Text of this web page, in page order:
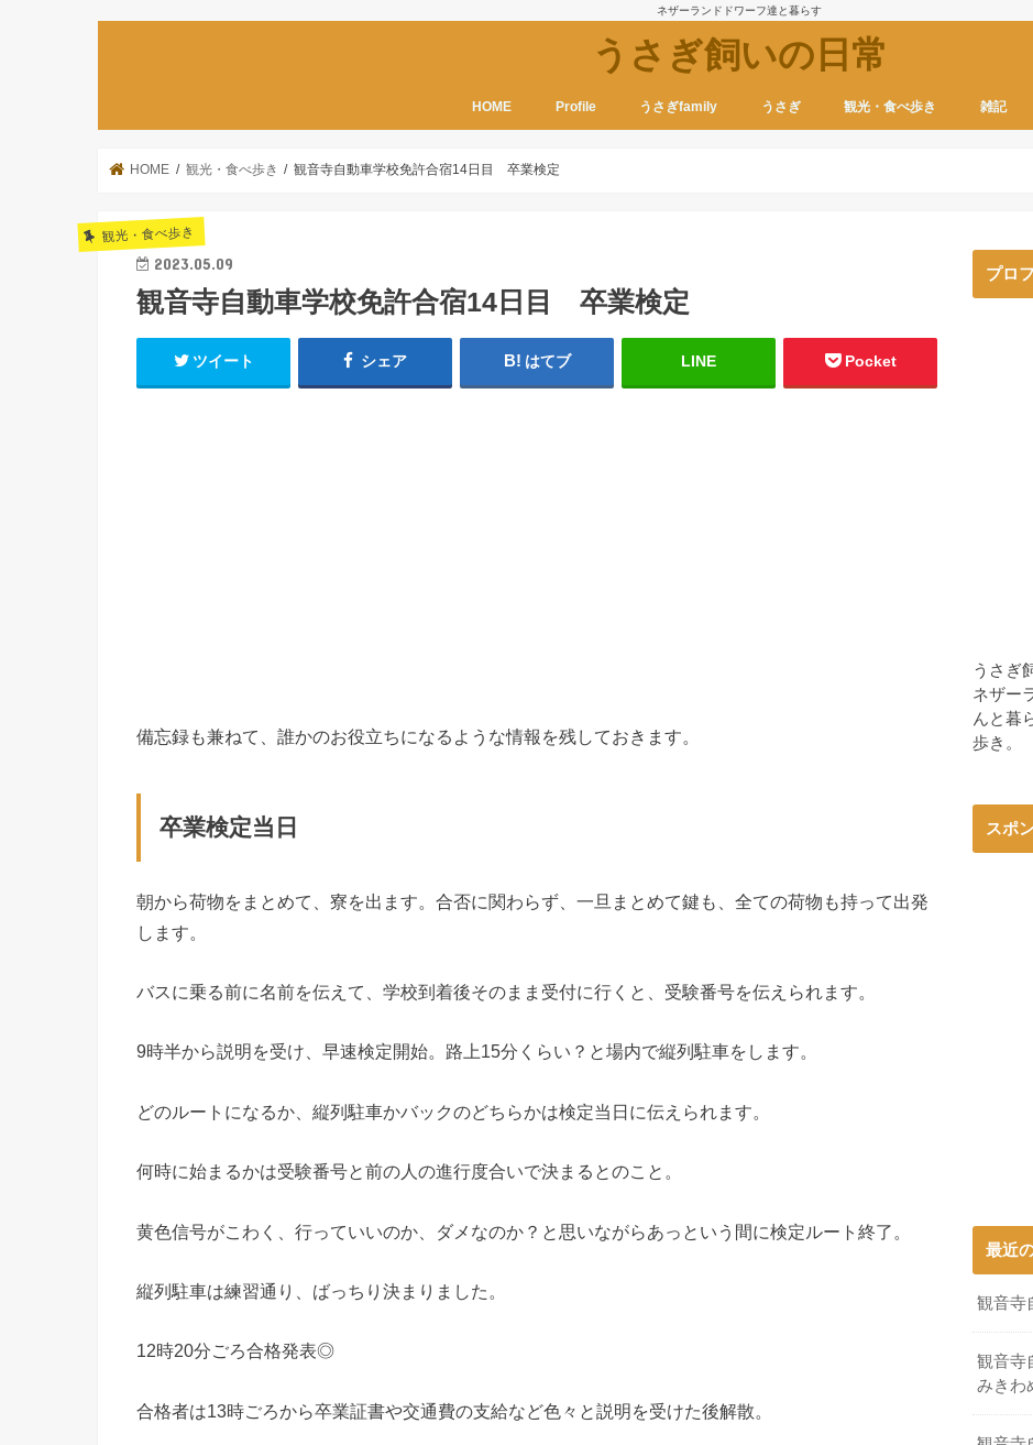
ネザーランドドワーフ達と暮らす
うさぎ飼いの日常
HOME Profile うさぎfamily うさぎ 観光・食べ歩き 雑記
HOME 観光・食べ歩き 観音寺自動車学校免許合宿14日目 卒業検定
観光・食べ歩き
2023.05.09
観音寺自動車学校免許合宿14日目 卒業検定
ツイート シェア はてブ LINE Pocket
備忘録も兼ねて、誰かのお役立ちになるような情報を残しておきます。
卒業検定当日
朝から荷物をまとめて、寮を出ます。合否に関わらず、一旦まとめて鍵も、全ての荷物も持って出発
します。
バスに乗る前に名前を伝えて、学校到着後そのまま受付に行くと、受験番号を伝えられます。
9時半から説明を受け、早速検定開始。路上15分くらい？と場内で縦列駐車をします。
どのルートになるか、縦列駐車かバックのどちらかは検定当日に伝えられます。
何時に始まるかは受験番号と前の人の進行度合いで決まるとのこと。
黄色信号がこわく、行っていいのか、ダメなのか？と思いながらあっという間に検定ルート終了。
縦列駐車は練習通り、ばっちり決まりました。
12時20分ごろ合格発表◎
合格者は13時ごろから卒業証書や交通費の支給など色々と説明を受けた後解散。
プロ
うさぎ
ネザー
んと暮
歩き。
スポ
最近
観音寺
観音寺
みきわ